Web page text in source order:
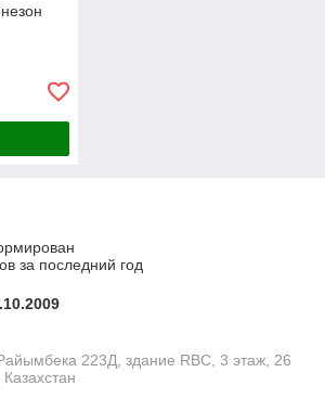
за последний год
223Д, здание RBC, 3 этаж, 26